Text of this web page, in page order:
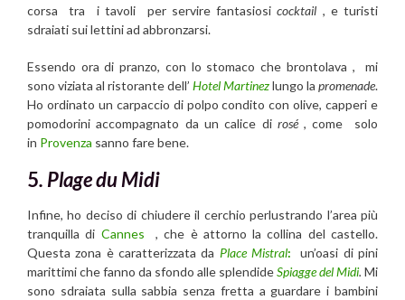
corsa tra i tavoli per servire fantasiosicocktail , e turisti
sdraiati sui lettini ad abbronzarsi.
Essendo ora di pranzo, con lo stomaco che brontolava , mi
sono viziata al ristorante dell’ Hotel Martinezlungo la promenade.
Ho ordinato un carpaccio di polpo condito con olive, capperi e
pomodorini accompagnato da un calice di rosé, come solo
in Provenza sanno fare bene.
5. Plage du Midi
Infine, ho deciso di chiudere il cerchio perlustrando l’area più
tranquilla di Cannes
, che è attorno la collina del castello.
Questa zona è caratterizzata da Place Mistral: un’oasi di pini
marittimi che fanno da sfondo alle splendideSpiagge del Midi. Mi
sono sdraiata sulla sabbia senza fretta a guardare i bambini